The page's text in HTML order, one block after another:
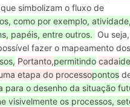
simbolizam o fluxo de
como por exemplo,
papéis, entre outros. Ou
fazer o mapeamento dos
Portanto,permitindo cada
etapa do processopontos
para o desenho da situação
visivelmente os processos,